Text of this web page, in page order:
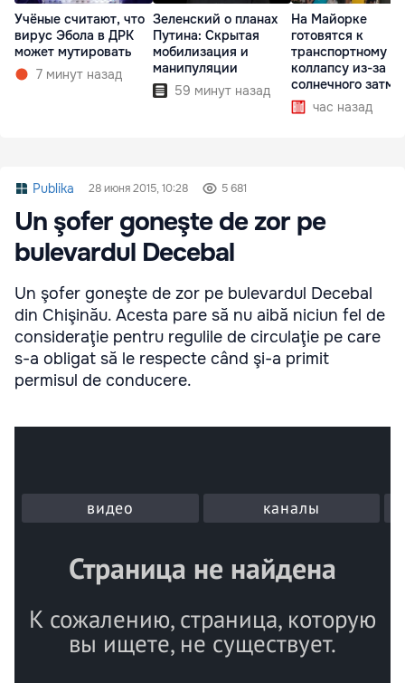
Учёные считают, что
вирус Эбола в ДРК
может мутировать
7 минут назад
Зеленский о планах
Путина: Скрытая
мобилизация и
манипуляции
59 минут назад
На Майорке
готовятся к
транспортному
коллапсу из-за
солнечного
час назад
Publika 28 июня 2015, 10:28 5 681
Un şofer goneşte de zor pe
bulevardul Decebal
Un şofer goneşte de zor pe bulevardul Decebal
din Chişinău. Acesta pare să nu aibă niciun fel de
consideraţie pentru regulile de circulaţie pe care
s-a obligat să le respecte când şi-a primit
permisul de conducere.